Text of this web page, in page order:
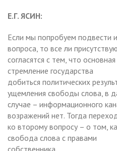
Е.Г. ЯСИН:
Если мы попробуем подвести
вопроса, то все ли
согласятся с тем, что
стремление государства
добиться политических
ущемления свободы слова, в
случае – информационного
возражений нет. Тогда
ко второму вопросу – о том,
свобода слова с правами
собственника.